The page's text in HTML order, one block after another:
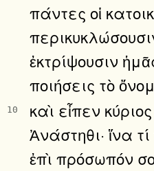
πάντες οἱ
ἐκτρίψουσιν
ποιήσεις τὸ
10
καὶ εἶπεν
Ἀνάστηθι· ἵνα
ἐπὶ πρόσωπόν